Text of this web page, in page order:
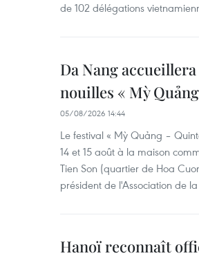
de 102 délégations
Da Nang
nouilles « Mỳ
05/08/2026 14:44
Le festival « Mỳ Quảng –
14 et 15 août à la maison
Tien Son (quartier de Hoa
président de l'Association de
Hanoï reconnaît